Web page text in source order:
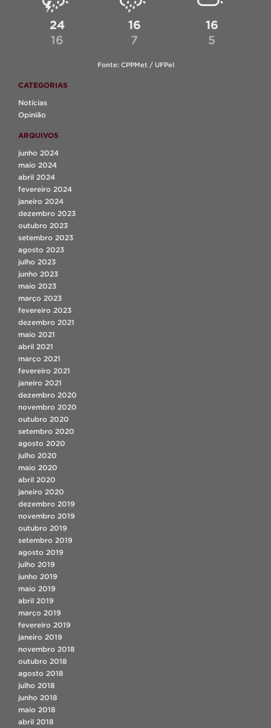
24
16
16
7
16
5
Fonte: CPPMet / UFPel
CATEGORIAS
Notícias
Opinião
ARQUIVOS
junho 2024
maio 2024
abril 2024
fevereiro 2024
janeiro 2024
dezembro 2023
outubro 2023
setembro 2023
agosto 2023
julho 2023
junho 2023
maio 2023
março 2023
fevereiro 2023
dezembro 2021
maio 2021
abril 2021
março 2021
fevereiro 2021
janeiro 2021
dezembro 2020
novembro 2020
outubro 2020
setembro 2020
agosto 2020
julho 2020
maio 2020
abril 2020
janeiro 2020
dezembro 2019
novembro 2019
outubro 2019
setembro 2019
agosto 2019
julho 2019
junho 2019
maio 2019
abril 2019
março 2019
fevereiro 2019
janeiro 2019
novembro 2018
outubro 2018
agosto 2018
julho 2018
junho 2018
maio 2018
abril 2018